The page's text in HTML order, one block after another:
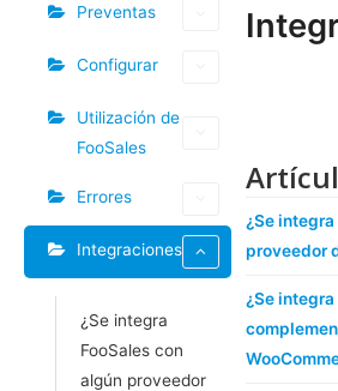
Preventas
Configurar
Utilización de
FooSales
Errores
Integraciones
¿Se integra
FooSales con
algún proveedor
¿Se
proveedor
¿Se